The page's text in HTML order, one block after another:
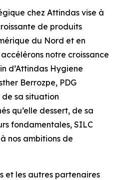
chez Attindas vise à
de produits
du Nord et en
notre croissance
d’Attindas Hygiene
Berrozpe, PDG
de sa situation
qu’elle dessert, de sa
fondamentales, SILC
nos ambitions de
et les autres partenaires